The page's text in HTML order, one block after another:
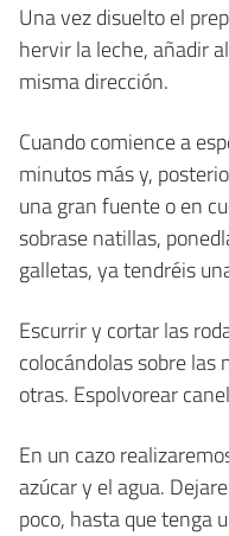
Una vez disuelto el
hervir la leche, añadir
misma dirección.
Cuando comience a
minutos más y,
una gran fuente o en
sobrase natillas,
galletas, ya tendréis
Escurrir y cortar las
colocándolas sobre las
otras. Espolvorear
En un cazo
azúcar y el agua.
poco, hasta que tenga